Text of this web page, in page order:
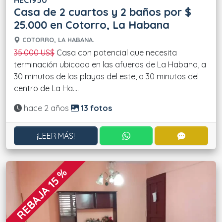
Casa de 2 cuartos y 2 baños por $
25.000 en Cotorro, La Habana
COTORRO, LA HABANA.
35.000 US$ Casa con potencial que necesita
terminación ubicada en las afueras de La Habana, a
30 minutos de las playas del este, a 30 minutos del
centro de La Ha....
Actualizado:
hace 2 años 13 fotos
¡LEER MÁS! CONTACTAR POR
REBAJA 15 %